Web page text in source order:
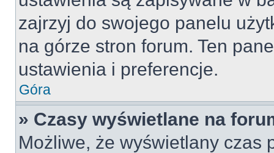
zajrzyj do swojego panelu
na górze stron forum. Ten
ustawienia i preferencje.
Góra
» Czasy wyświetlane na
Możliwe, że wyświetlany czas